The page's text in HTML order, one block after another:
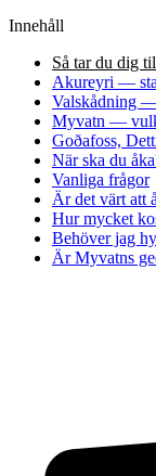
Innehåll
Så tar du dig
Akureyri —
Valskådning —
Myvatn —
Goðafoss,
När ska du
Vanliga frågor
Är det värt att
Hur mycket
Behöver jag
Är Myvatns